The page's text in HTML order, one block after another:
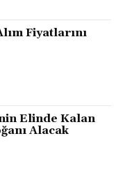
Fiyatlarını
Elinde Kalan
Alacak